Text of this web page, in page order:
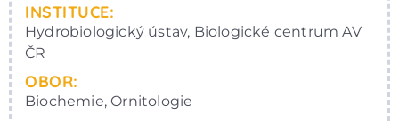
INSTITUCE:
Hydrobiologický ústav, Biologické centrum AV
ČR
OBOR:
Biochemie, Ornitologie